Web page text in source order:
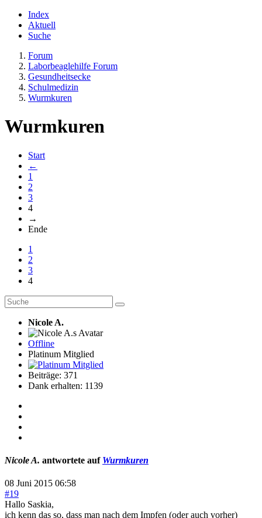
Index
Aktuell
Suche
Forum
Laborbeaglehilfe Forum
Gesundheitsecke
Schulmedizin
Wurmkuren
Wurmkuren
Start
←
1
2
3
4
→
Ende
1
2
3
4
Nicole A.
Offline
Platinum Mitglied
Beiträge: 371
Dank erhalten: 1139
Nicole A. antwortete auf Wurmkuren
08 Juni 2015 06:58
#19
Hallo Saskia,
ich kenn das so, dass man nach dem Impfen (oder auch vorher)